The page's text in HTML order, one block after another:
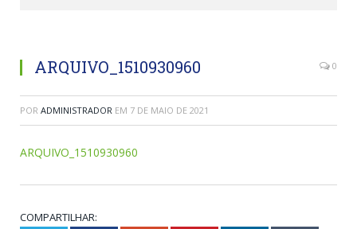
ARQUIVO_1510930960 0
POR ADMINISTRADOR EM 7 DE MAIO DE 2021
ARQUIVO_1510930960
COMPARTILHAR: